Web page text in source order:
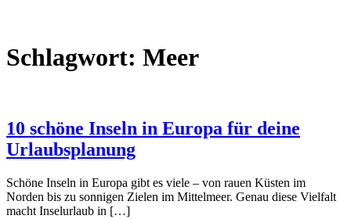
Schlagwort: Meer
10 schöne Inseln in Europa für deine
Urlaubsplanung
Schöne Inseln in Europa gibt es viele – von rauen Küsten im
Norden bis zu sonnigen Zielen im Mittelmeer. Genau diese Vielfalt
macht Inselurlaub in […]